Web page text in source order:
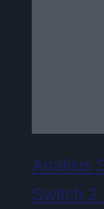
Análisis
Switch